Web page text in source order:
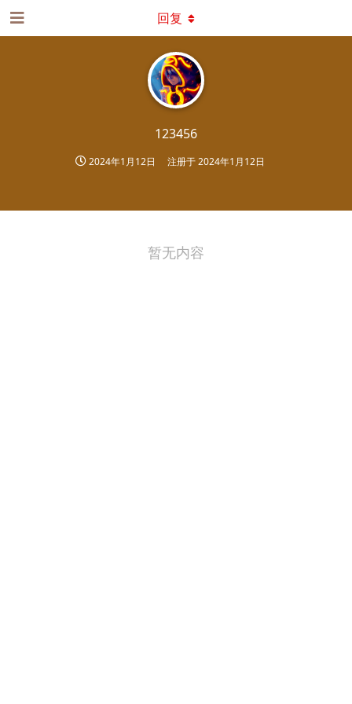
123456
2024年1月12日 注册于2024年1月12日
回复
暂无内容